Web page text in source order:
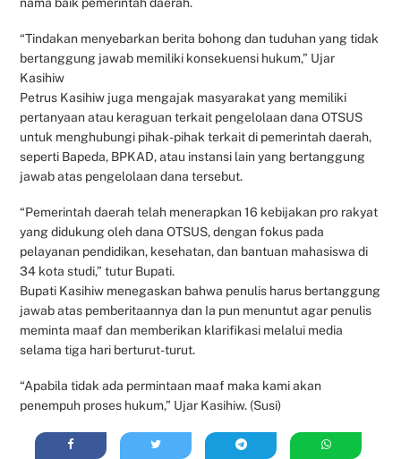
“Tindakan menyebarkan berita bohong dan tuduhan yang tidak
bertanggung jawab memiliki konsekuensi hukum,” Ujar
Kasihiw
Petrus Kasihiw juga mengajak masyarakat yang memiliki
pertanyaan atau keraguan terkait pengelolaan dana OTSUS
untuk menghubungi pihak-pihak terkait di pemerintah daerah,
seperti Bapeda, BPKAD, atau instansi lain yang bertanggung
jawab atas pengelolaan dana tersebut.
“Pemerintah daerah telah menerapkan 16 kebijakan pro rakyat
yang didukung oleh dana OTSUS, dengan fokus pada
pelayanan pendidikan, kesehatan, dan bantuan mahasiswa di
34 kota studi,” tutur Bupati.
Bupati Kasihiw menegaskan bahwa penulis harus bertanggung
jawab atas pemberitaannya dan Ia pun menuntut agar penulis
meminta maaf dan memberikan klarifikasi melalui media
selama tiga hari berturut-turut.
“Apabila tidak ada permintaan maaf maka kami akan
penempuh proses hukum,” Ujar Kasihiw. (Susi)